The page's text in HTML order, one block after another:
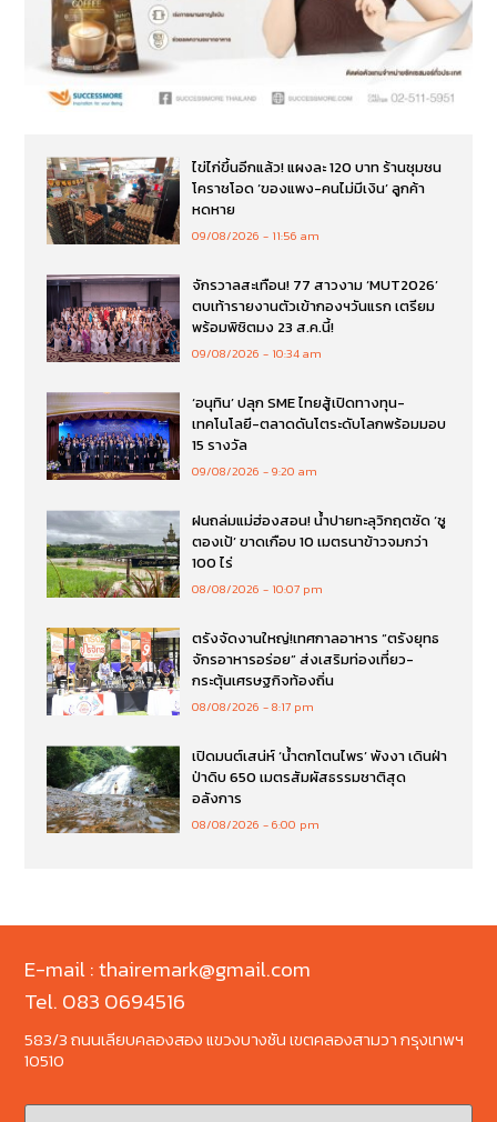
ไข่ไก่ขึ้นอีกแล้ว! แผงละ 120 บาท ร้านชุมชน
โคราชโอด ‘ของแพง-คนไม่มีเงิน’ ลูกค้า
หดหาย
09/08/2026 11:56 am
จักรวาลสะเทือน! 77 สาวงาม ‘MUT2026’
ตบเท้ารายงานตัวเข้ากองฯวันแรก เตรียม
พร้อมพิชิตมง 23 ส.ค.นี้!
09/08/2026 10:34 am
‘อนุทิน’ ปลุก SME ไทยสู้เปิดทางทุน-
เทคโนโลยี-ตลาดดันโตระดับโลกพร้อมมอบ
15 รางวัล
09/08/2026 9:20 am
ฝนถล่มแม่ฮ่องสอน! น้ำปายทะลุวิกฤตซัด ‘ซู
ตองเป้’ ขาดเกือบ 10 เมตรนาข้าวจมกว่า
100 ไร่
08/08/2026 10:07 pm
ตรังจัดงานใหญ่!เทศกาลอาหาร “ตรังยุทธ
จักรอาหารอร่อย” ส่งเสริมท่องเที่ยว-
กระตุ้นเศรษฐกิจท้องถิ่น
08/08/2026 8:17 pm
เปิดมนต์เสน่ห์ ‘น้ำตกโตนไพร’ พังงา เดินฝ่า
ป่าดิบ 650 เมตรสัมผัสธรรมชาติสุด
อลังการ
08/08/2026 6:00 pm
E-mail : thairemark@gmail.com
Tel. 083 0694516
583/3 ถนนเลียบคลองสอง แขวงบางชัน เขตคลองสามวา กรุงเทพฯ
10510